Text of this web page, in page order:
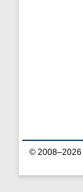
© 2008–2026